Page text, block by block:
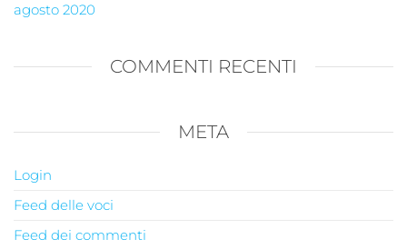
agosto 2020
COMMENTI RECENTI
META
Login
Feed delle voci
Feed dei commenti